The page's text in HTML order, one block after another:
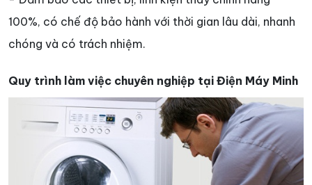
100%, có chế độ bảo hành với thời gian lâu dài, nhanh
chóng và có trách nhiệm.
Quy trình làm việc chuyên nghiệp tại Điện Máy Minh